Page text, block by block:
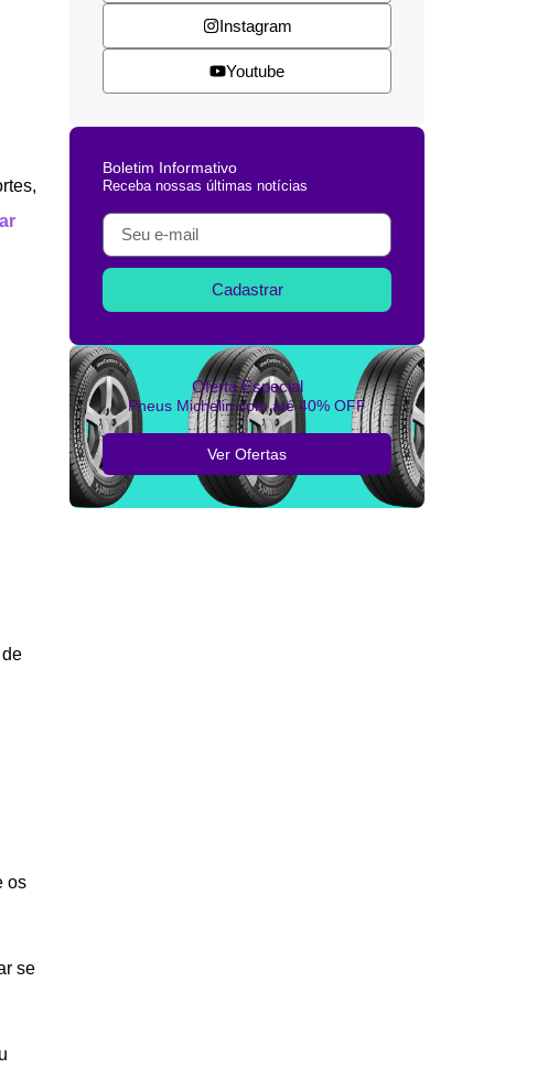
os
se
Instagram
Youtube
Boletim Informativo
Receba nossas últimas notícias
Cadastrar
Oferta Especial
Pneus Michelin com até 40% OFF
Ver Ofertas